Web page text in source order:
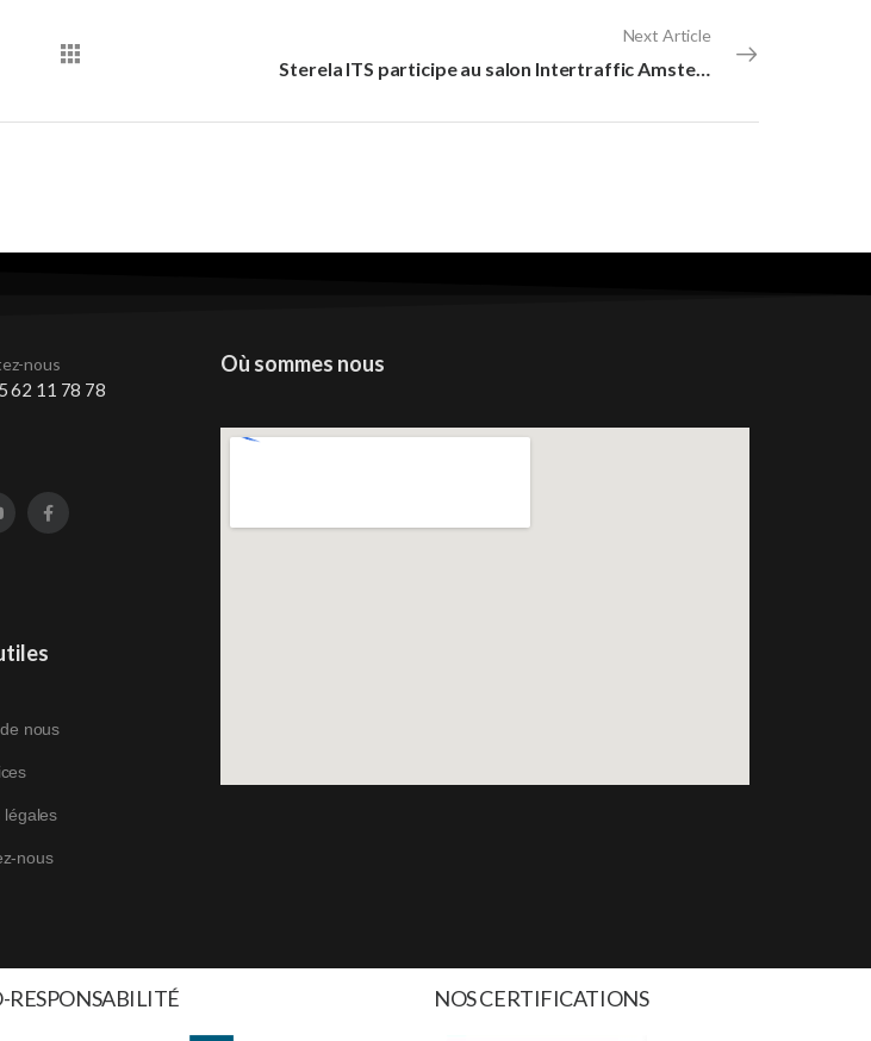
Next Article
Sterela ITS participe au salon Intertraffic Amsterdam
nous
62 11 78 78
nous
légales
nous
Où sommes nous
RESPONSABILITÉ NOS CERTIFICATIONS